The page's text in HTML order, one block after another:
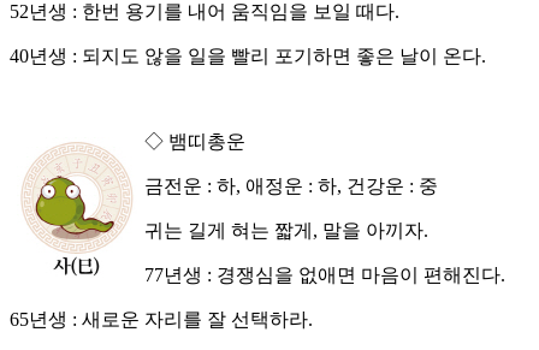
52년생 : 한번 용기를 내어 움직임을 보일 때다.
40년생 : 되지도 않을 일을 빨리 포기하면 좋은 날이 온다.
◇ 뱀띠총운
금전운 : 하, 애정운 : 하, 건강운 : 중
귀는 길게 혀는 짧게, 말을 아끼자.
77년생 : 경쟁심을 없애면 마음이 편해진다.
65년생 : 새로운 자리를 잘 선택하라.